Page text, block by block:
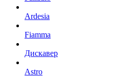
Ardesia
Fiamma
Дискавер
Astro